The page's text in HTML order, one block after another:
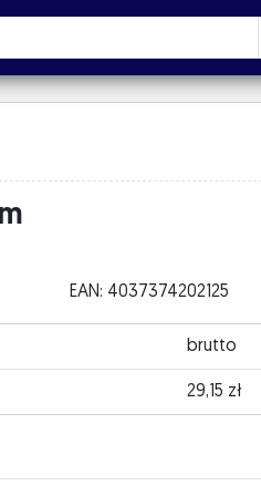
EAN: 4037374202125
brutto
29,15 zł